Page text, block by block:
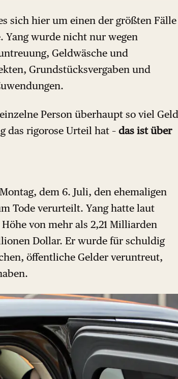
sich hier um einen der größten Fälle
Yang wurde nicht nur wegen
Geldwäsche und
Grundstücksvergaben und
Person überhaupt so viel Geld
das rigorose Urteil hat – das ist über
dem 6. Juli, den ehemaligen
Tode verurteilt. Yang hatte laut
von mehr als 2,21 Milliarden
Dollar. Er wurde für schuldig
öffentliche Gelder veruntreut,